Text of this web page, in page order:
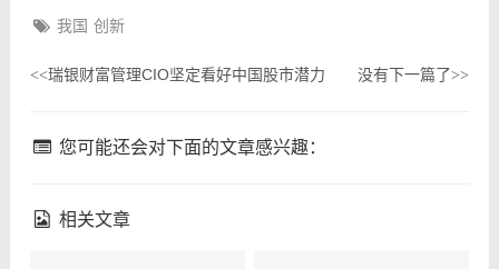
我国 创新
<<瑞银财富管理CIO坚定看好中国股市潜力 没有下一篇了>>
您可能还会对下面的文章感兴趣：
相关文章